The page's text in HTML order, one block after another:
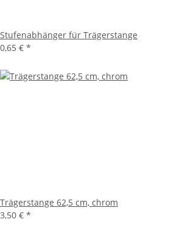
Stufenabhänger für Trägerstange
0,65 € *
Trägerstange 62,5 cm, chrom
3,50 € *